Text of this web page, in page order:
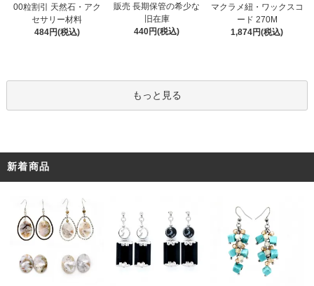
00粒割引 天然石・アク
セサリー材料
484円(税込)
販売 長期保管の希少な
旧在庫
440円(税込)
マクラメ紐・ワックスコ
ード 270M
1,874円(税込)
もっと見る
新着商品